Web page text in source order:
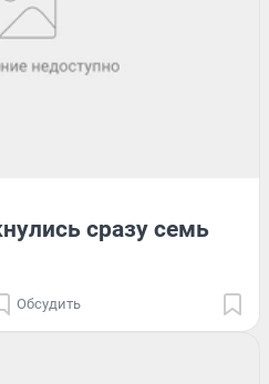
сразу семь
Обсудить